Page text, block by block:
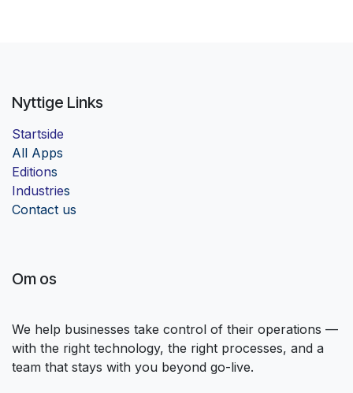
Nyttige Links
Startside
All Apps
Editions
Industries
Contact us
Om os
We help businesses take control of their operations —
with the right technology, the right processes, and a
team that stays with you beyond go-live.